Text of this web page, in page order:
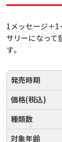
1メッセージ＋1
サリーになって
す。
発売時期
価格(税込)
種類数
対象年齢